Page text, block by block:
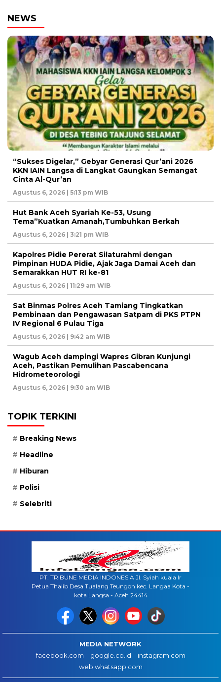
NEWS
“Sukses Digelar,” Gebyar Generasi Qur’ani 2026
KKN IAIN Langsa di Langkat Gaungkan Semangat
Cinta Al-Qur’an
Agustus 6, 2026 | 5:13 pm WIB
Hut Bank Aceh Syariah Ke-53, Usung
Tema”Kuatkan Amanah,Tumbuhkan Berkah
Agustus 6, 2026 | 3:21 pm WIB
Kapolres Pidie Pererat Silaturahmi dengan
Pimpinan HUDA Pidie, Ajak Jaga Damai Aceh dan
Semarakkan HUT RI ke-81
Agustus 6, 2026 | 11:29 am WIB
Sat Binmas Polres Aceh Tamiang Tingkatkan
Pembinaan dan Pengawasan Satpam di PKS PTPN
IV Regional 6 Pulau Tiga
Agustus 6, 2026 | 9:42 am WIB
Wagub Aceh dampingi Wapres Gibran Kunjungi
Aceh, Pastikan Pemulihan Pascabencana
Hidrometeorologi
Agustus 6, 2026 | 9:30 am WIB
TOPIK TERKINI
Breaking News
Headline
Hiburan
Polisi
Selebriti
PT. TRIBUNE MEDIA INDONESIA Jl. Syiah kuala lr
Petua Thalib Desa Tualang Teungoh kec. Langaa Kota -
kota Langsa - Aceh 24414
MEDIA NETWORK
facebook.com
google.co.id
instagram.com
web.whatsapp.com